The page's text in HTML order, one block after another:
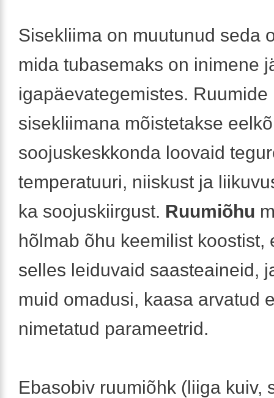
Sisekliima on muutunud seda
mida tubasemaks on inimene
igapäevategemistes. Ruumide
sisekliimana mõistetakse
soojuskeskkonda loovaid
temperatuuri, niiskust ja
ka soojuskiirgust. Ruumiõhu
hõlmab õhu keemilist koostist,
selles leiduvaid saasteaineid,
muid omadusi, kaasa arvatud
nimetatud parameetrid.
Ebasobiv ruumiõhk (liiga kuiv,